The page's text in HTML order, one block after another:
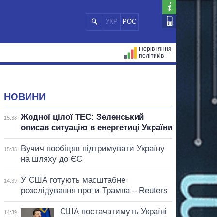
УКР РОС
Порівняння
політиків
НОВИНИ
15:38
Жодної цілої ТЕС: Зеленський
описав ситуацію в енергетиці України
15:35
Вучич пообіцяв підтримувати Україну
на шляху до ЄС
14:39
У США готують масштабне
розслідування проти Трампа – Reuters
14:39
США постачатимуть Україні